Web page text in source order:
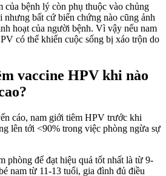
của bệnh lý còn phụ thuộc vào chủng
nhưng bất cứ biến chứng nào cũng ảnh
hoạt của người bệnh. Vì vậy nếu nam
có thể khiến cuộc sống bị xáo trộn do
vaccine HPV khi nào
cáo, nam giới tiêm HPV trước khi
lên tới <90% trong việc phòng ngừa sự
phòng để đạt hiệu quả tốt nhất là từ 9-
nam từ 11-13 tuổi, gia đình đủ điều